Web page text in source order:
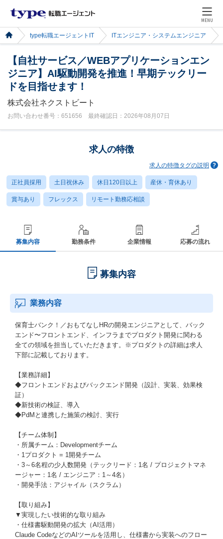
MENU
type転職エージェントIT ITエンジニア・システムエンジニア
【自社サービス／WEBアプリケーションエン
ジニア】AI駆動開発を推進！早期テックリー
ドを目指せます！
株式会社ネクストビート
お問い合わせ番号：651656 最終確認日：2026年08月07日
求人の特徴
求人の特徴タグの説明
正社員採用 土日祝休み 休日120日以上 産休・育休あり
賞与あり フレックス リモート勤務応相談
募集内容 勤務条件 企業情報 応募の流れ
募集内容
業務内容
保育士バンク！／おもてなしHRの開発エンジニアとして、バック
エンド〜フロントエンド、インフラまでプロダクト開発に関わる
全ての領域を担当していただきます。※プロダクトの詳細は求人
下部に記載しております。
【業務詳細】
◆フロントエンドおよびバックエンド開発（設計、実装、効果検
証）
◆新技術の検証、導入
◆PdMと連携した施策の検討、実行
【チーム体制】
・所属チーム：Developmentチーム
・1プロダクト = 1開発チーム
・3～6名程の少人数開発（テックリード：1名 / プロジェクトマネ
ージャー：1名 / エンジニア：1～4名）
・開発手法：アジャイル（スクラム）
【取り組み】
▼実現したい技術的な取り組み
・仕様書駆動開発の拡大（AI活用）
Claude CodeなどのAIツールを活用し、仕様書から実装へのフロー